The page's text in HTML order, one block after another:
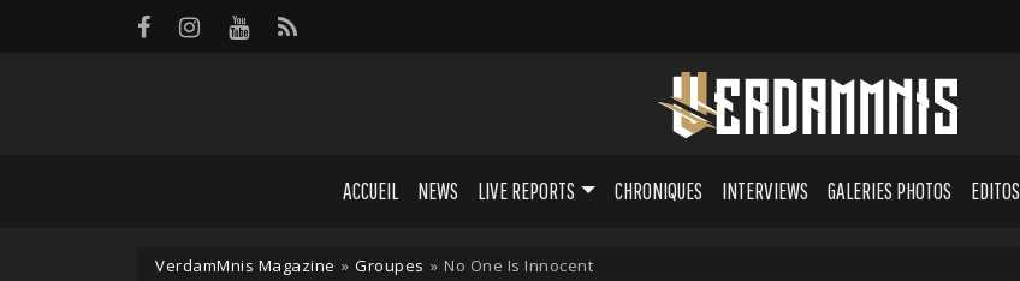
ACCUEIL NEWS LIVE REPORTS CHRONIQUES INTERVIEWS GALERIES PHOTOS EDITOS
VerdamMnis Magazine » Groupes » No One Is Innocent
Panneau de gestion des cookies